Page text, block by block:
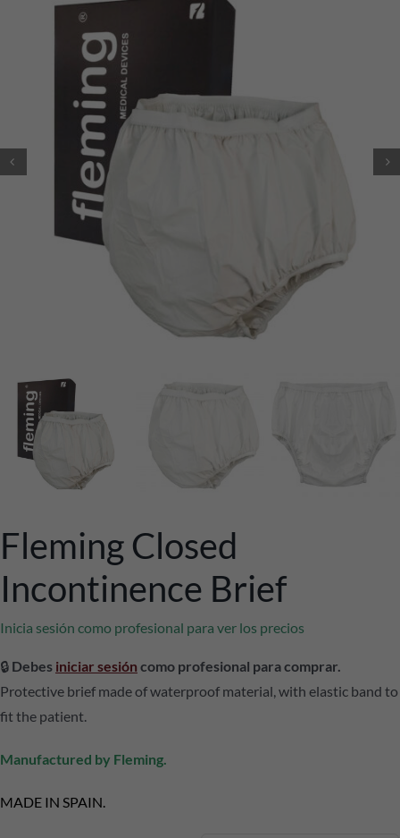
Fleming Closed
Incontinence Brief
Inicia sesión como profesional para ver los precios
🔒 Debes iniciar sesión como profesional para comprar.
Protective brief made of waterproof material, with elastic band to
fit the patient.
Manufactured by Fleming.
MADE IN SPAIN.